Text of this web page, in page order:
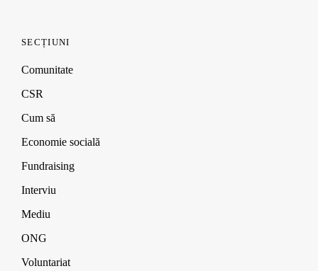
SECȚIUNI
Comunitate
CSR
Cum să
Economie socială
Fundraising
Interviu
Mediu
ONG
Voluntariat